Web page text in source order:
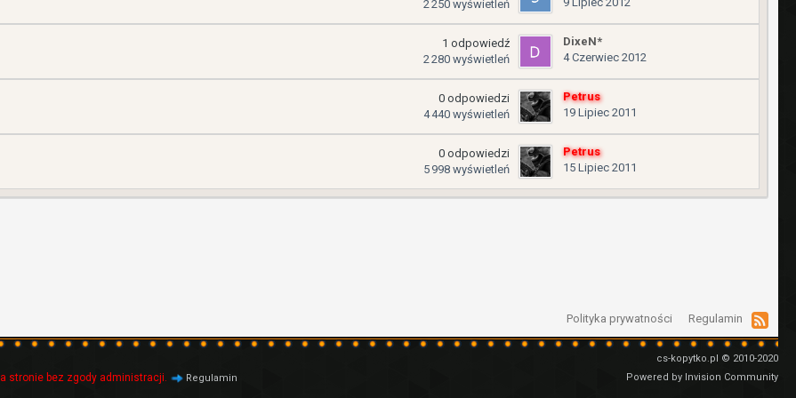
2 250 wyświetleń
1 odpowiedź
2 280 wyświetleń
DixeN*
4 Czerwiec 2012
0 odpowiedzi
4 440 wyświetleń
Petrus
19 Lipiec 2011
0 odpowiedzi
5 998 wyświetleń
Petrus
15 Lipiec 2011
Polityka prywatności Regulamin
stronie bez zgody administracji. Regulamin
cs-kopytko.pl © 2010-2020
Powered by Invision Community